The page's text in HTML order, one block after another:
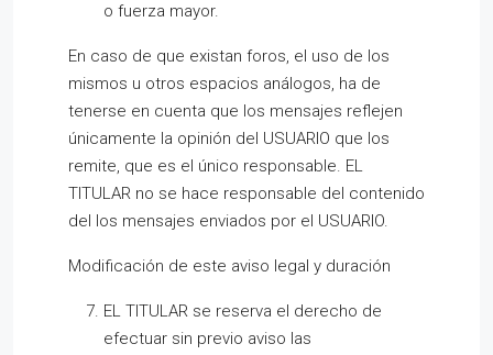
o fuerza mayor.
En caso de que existan foros, el uso de los
mismos u otros espacios análogos, ha de
tenerse en cuenta que los mensajes reflejen
únicamente la opinión del USUARIO que los
remite, que es el único responsable. EL
TITULAR no se hace responsable del contenido
del los mensajes enviados por el USUARIO.
Modificación de este aviso legal y duración
EL TITULAR se reserva el derecho de
efectuar sin previo aviso las